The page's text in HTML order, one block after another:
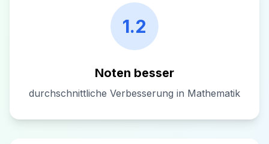
1.2
Noten besser
durchschnittliche Verbesserung in Mathematik